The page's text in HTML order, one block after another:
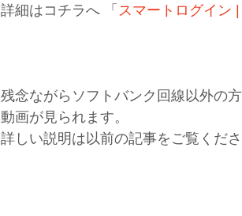
詳細はコチラへ 「 スマートログイン
残念ながらソフトバンク回線以外の
動画が見られます。
詳しい説明は以前の記事をご覧くださ